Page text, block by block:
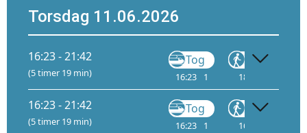
Torsdag 11.06.2026
16:23 - 21:42
(5 timer 19 min)
Tog
16:23 1
Gå
18:17
16:23 - 21:42
(5 timer 19 min)
Tog
16:23 1
Gå
16:51